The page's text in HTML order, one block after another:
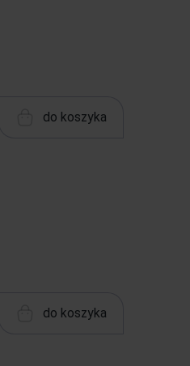
do koszyka
do koszyka